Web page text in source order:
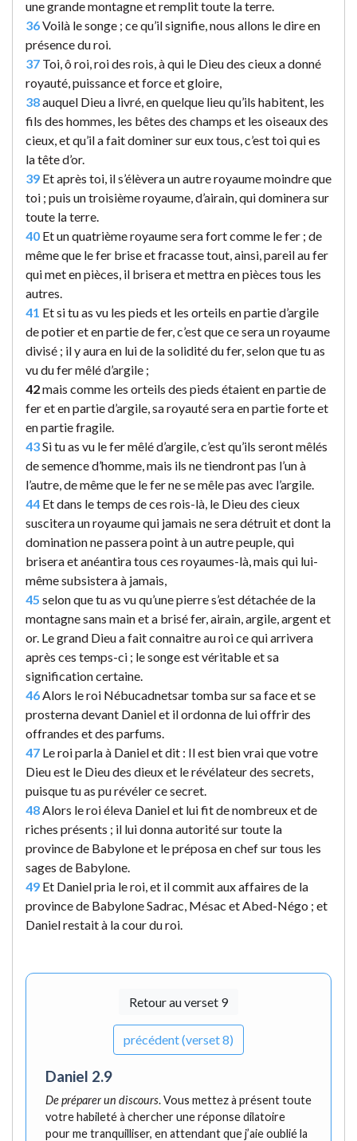
une grande montagne et remplit toute la terre.
36Voilà le songe ; ce qu’il signifie, nous allons le dire en
présence du roi.
37 Toi, ô roi, roi des rois, à qui le Dieu des cieux a donné
royauté, puissance et force et gloire,
38auquel Dieu a livré, en quelque lieu qu’ils habitent, les
fils des hommes, les bêtes des champs et les oiseaux des
cieux, et qu’il a fait dominer sur eux tous, c’est toi qui es
la tête d’or.
39 Et après toi, il s’élèvera un autre royaume moindre que
toi ; puis un troisième royaume, d’airain, qui dominera sur
toute la terre.
40 Et un quatrième royaume sera fort comme le fer ; de
même que le fer brise et fracasse tout, ainsi, pareil au fer
qui met en pièces, il brisera et mettra en pièces tous les
autres.
41 Et si tu as vu les pieds et les orteils en partie d’argile
de potier et en partie de fer, c’est que ce sera un royaume
divisé ; il y aura en lui de la solidité du fer, selon que tu as
vu du fer mêlé d’argile ;
42mais comme les orteils des pieds étaient en partie de
fer et en partie d’argile, sa royauté sera en partie forte et
en partie fragile.
43Si tu as vu le fer mêlé d’argile, c’est qu’ils seront mêlés
de semence d’homme, mais ils ne tiendront pas l’un à
l’autre, de même que le fer ne se mêle pas avec l’argile.
44 Et dans le temps de ces rois-là, le Dieu des cieux
suscitera un royaume qui jamais ne sera détruit et dont la
domination ne passera point à un autre peuple, qui
brisera et anéantira tous ces royaumes-là, mais qui lui-
même subsistera à jamais,
45 selon que tu as vu qu’une pierre s’est détachée de la
montagne sans main et a brisé fer, airain, argile, argent et
or. Le grand Dieu a fait connaitre au roi ce qui arrivera
après ces temps-ci ; le songe est véritable et sa
signification certaine.
46 Alors le roi Nébucadnetsar tomba sur sa face et se
prosterna devant Daniel et il ordonna de lui offrir des
offrandes et des parfums.
47 Le roi parla à Daniel et dit : Il est bien vrai que votre
Dieu est le Dieu des dieux et le révélateur des secrets,
puisque tu as pu révéler ce secret.
48 Alors le roi éleva Daniel et lui fit de nombreux et de
riches présents ; il lui donna autorité sur toute la
province de Babylone et le préposa en chef sur tous les
sages de Babylone.
49 Et Daniel pria le roi, et il commit aux affaires de la
province de Babylone Sadrac, Mésac et Abed-Négo ; et
Daniel restait à la cour du roi.
Retour au verset 9
précédent (verset 8)
Daniel 2.9
De préparer un discours. Vous mettez à présent toute
votre habileté à chercher une réponse dilatoire
pour me tranquilliser, en attendant que j’aie oublié la